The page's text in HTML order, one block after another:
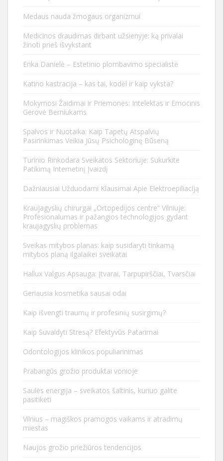
Medaus nauda žmogaus organizmui
Medicinos draudimas dirbant užsienyje: ką privalai
žinoti prieš išvykstant
Erika Danielė – Estetinio plombavimo specialistė
Katino kastracija – kas tai, kodėl ir kaip vyksta?
Mokymosi Žaidimai ir Priemonės: Intelektas ir Emocinis
Gerovė Berniukams
Spalvos ir Nuotaika: Kaip Tapetų Atspalvių
Pasirinkimas Veikia Jūsų Psichologinę Būseną
Turinio Rinkodara Sveikatos Sektoriuje: Sukurkite
Patikimą Internetinį Įvaizdį
Dažniausiai Užduodami Klausimai Apie Elektroepiliaciją
Kraujagyslių chirurgai „Ortopedijos centre“ Vilniuje:
Profesionalumas ir pažangios technologijos gydant
kraujagyslių problemas
Sveikas mitybos planas: kaip susidaryti tinkamą
mitybos planą ilgalaikei sveikatai
Hallux Valgus Apsauga: Įtvarai, Tarpupirščiai, Tvarsčiai
Geriausia kosmetika sausai odai
Kaip išvengti traumų ir profesinių susirgimų?
Kaip Suvaldyti Stresą? Efektyvūs Patarimai
Odontologijos klinikos populiarinimas
Prabangūs grožio produktai vonioje
Saulės energija – sveikatos šaltinis, kuriuo galite
pasitikėti
Vilnius – magiškos pramogos vaikams ir atradimų
miestas
Naujos grožio priežiūros tendencijos